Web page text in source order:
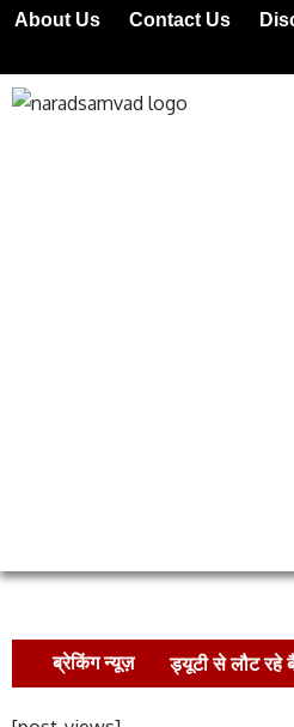
About Us Contact Us
ब्रेकिंग न्यूज़ ड्यूटी से लौट रहे